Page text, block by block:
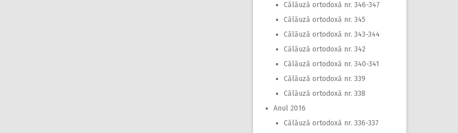
Călăuză ortodoxă nr. 346-347
Călăuză ortodoxă nr. 345
Călăuză ortodoxă nr. 343-344
Călăuză ortodoxă nr. 342
Călăuză ortodoxă nr. 340-341
Călăuză ortodoxă nr. 339
Călăuză ortodoxă nr. 338
Anul 2016
Călăuză ortodoxă nr. 336-337